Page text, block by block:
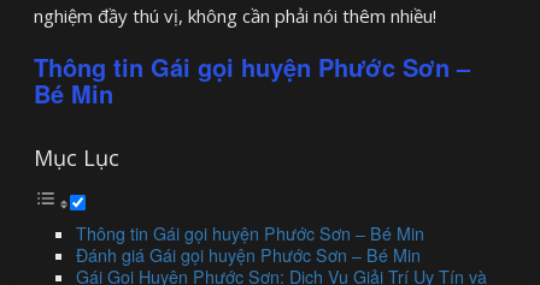
nghiệm đầy thú vị, không cần phải nói thêm nhiều!
Thông tin Gái gọi huyện Phước Sơn –
Bé Min
Mục Lục
Thông tin Gái gọi huyện Phước Sơn – Bé Min
Đánh giá Gái gọi huyện Phước Sơn – Bé Min
Gái Gọi Huyện Phước Sơn: Dịch Vụ Giải Trí Uy Tín và